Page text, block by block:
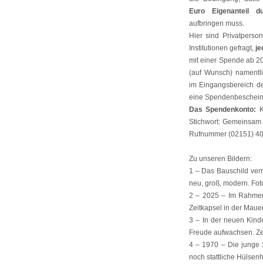
Euro Eigenanteil
aufbringen muss.
Hier sind
Institutionen gefragt,
mit einer Spende ab
(auf Wunsch)
im Eingangsbereich
eine
Das Spendenkonto:
Stichwort:
Rufnummer (02151)
Zu unseren Bildern:
1 – Das Bauschild
neu, groß, modern.
2 – 2025 – Im
Zeitkapsel in der
3 – In der neuen
Freude aufwachsen.
4 – 1970 – Die junge
noch stattliche